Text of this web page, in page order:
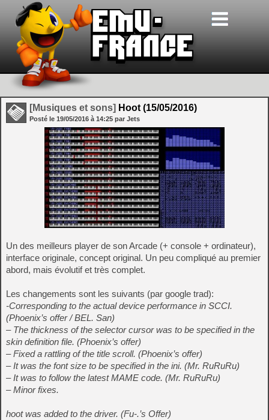
[Musiques et sons] Hoot (15/05/2016)
Posté le 19/05/2016 à 14:25 par Jets
Un des meilleurs player de son Arcade (+ console + ordinateur),
interface originale, concept original. Un peu compliqué au premier
abord, mais évolutif et très complet.
Les changements sont les suivants (par google trad):
-Corresponding to the actual device performance in SCCI.
(Phoenix’s offer / BEL. San)
– The thickness of the selector cursor was to be specified in the
skin definition file. (Phoenix’s offer)
– Fixed a rattling of the title scroll. (Phoenix’s offer)
– It was the font size to be specified in the ini. (Mr. RuRuRu)
– It was to follow the latest MAME code. (Mr. RuRuRu)
– Minor fixes.
hoot was added to the driver. (Fu-.’s Offer)